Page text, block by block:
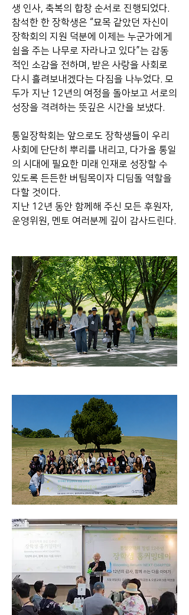
생 인사, 축복의 합창 순서로 진행되었다.
참석한 한 장학생은 “묘목 같았던 자신이
장학회의 지원 덕분에 이제는 누군가에게
쉼을 주는 나무로 자라나고 있다”는 감동
적인 소감을 전하며, 받은 사랑을 사회로
다시 흘려보내겠다는 다짐을 나누었다. 모
두가 지난 12년의 여정을 돌아보고 서로의
성장을 격려하는 뜻깊은 시간을 보냈다.
통일장학회는 앞으로도 장학생들이 우리
사회에 단단히 뿌리를 내리고, 다가올 통일
의 시대에 필요한 미래 인재로 성장할 수
있도록 든든한 버팀목이자 디딤돌 역할을
다할 것이다.
지난 12년 동안 함께해 주신 모든 후원자,
운영위원, 멘토 여러분께 깊이 감사드린다.